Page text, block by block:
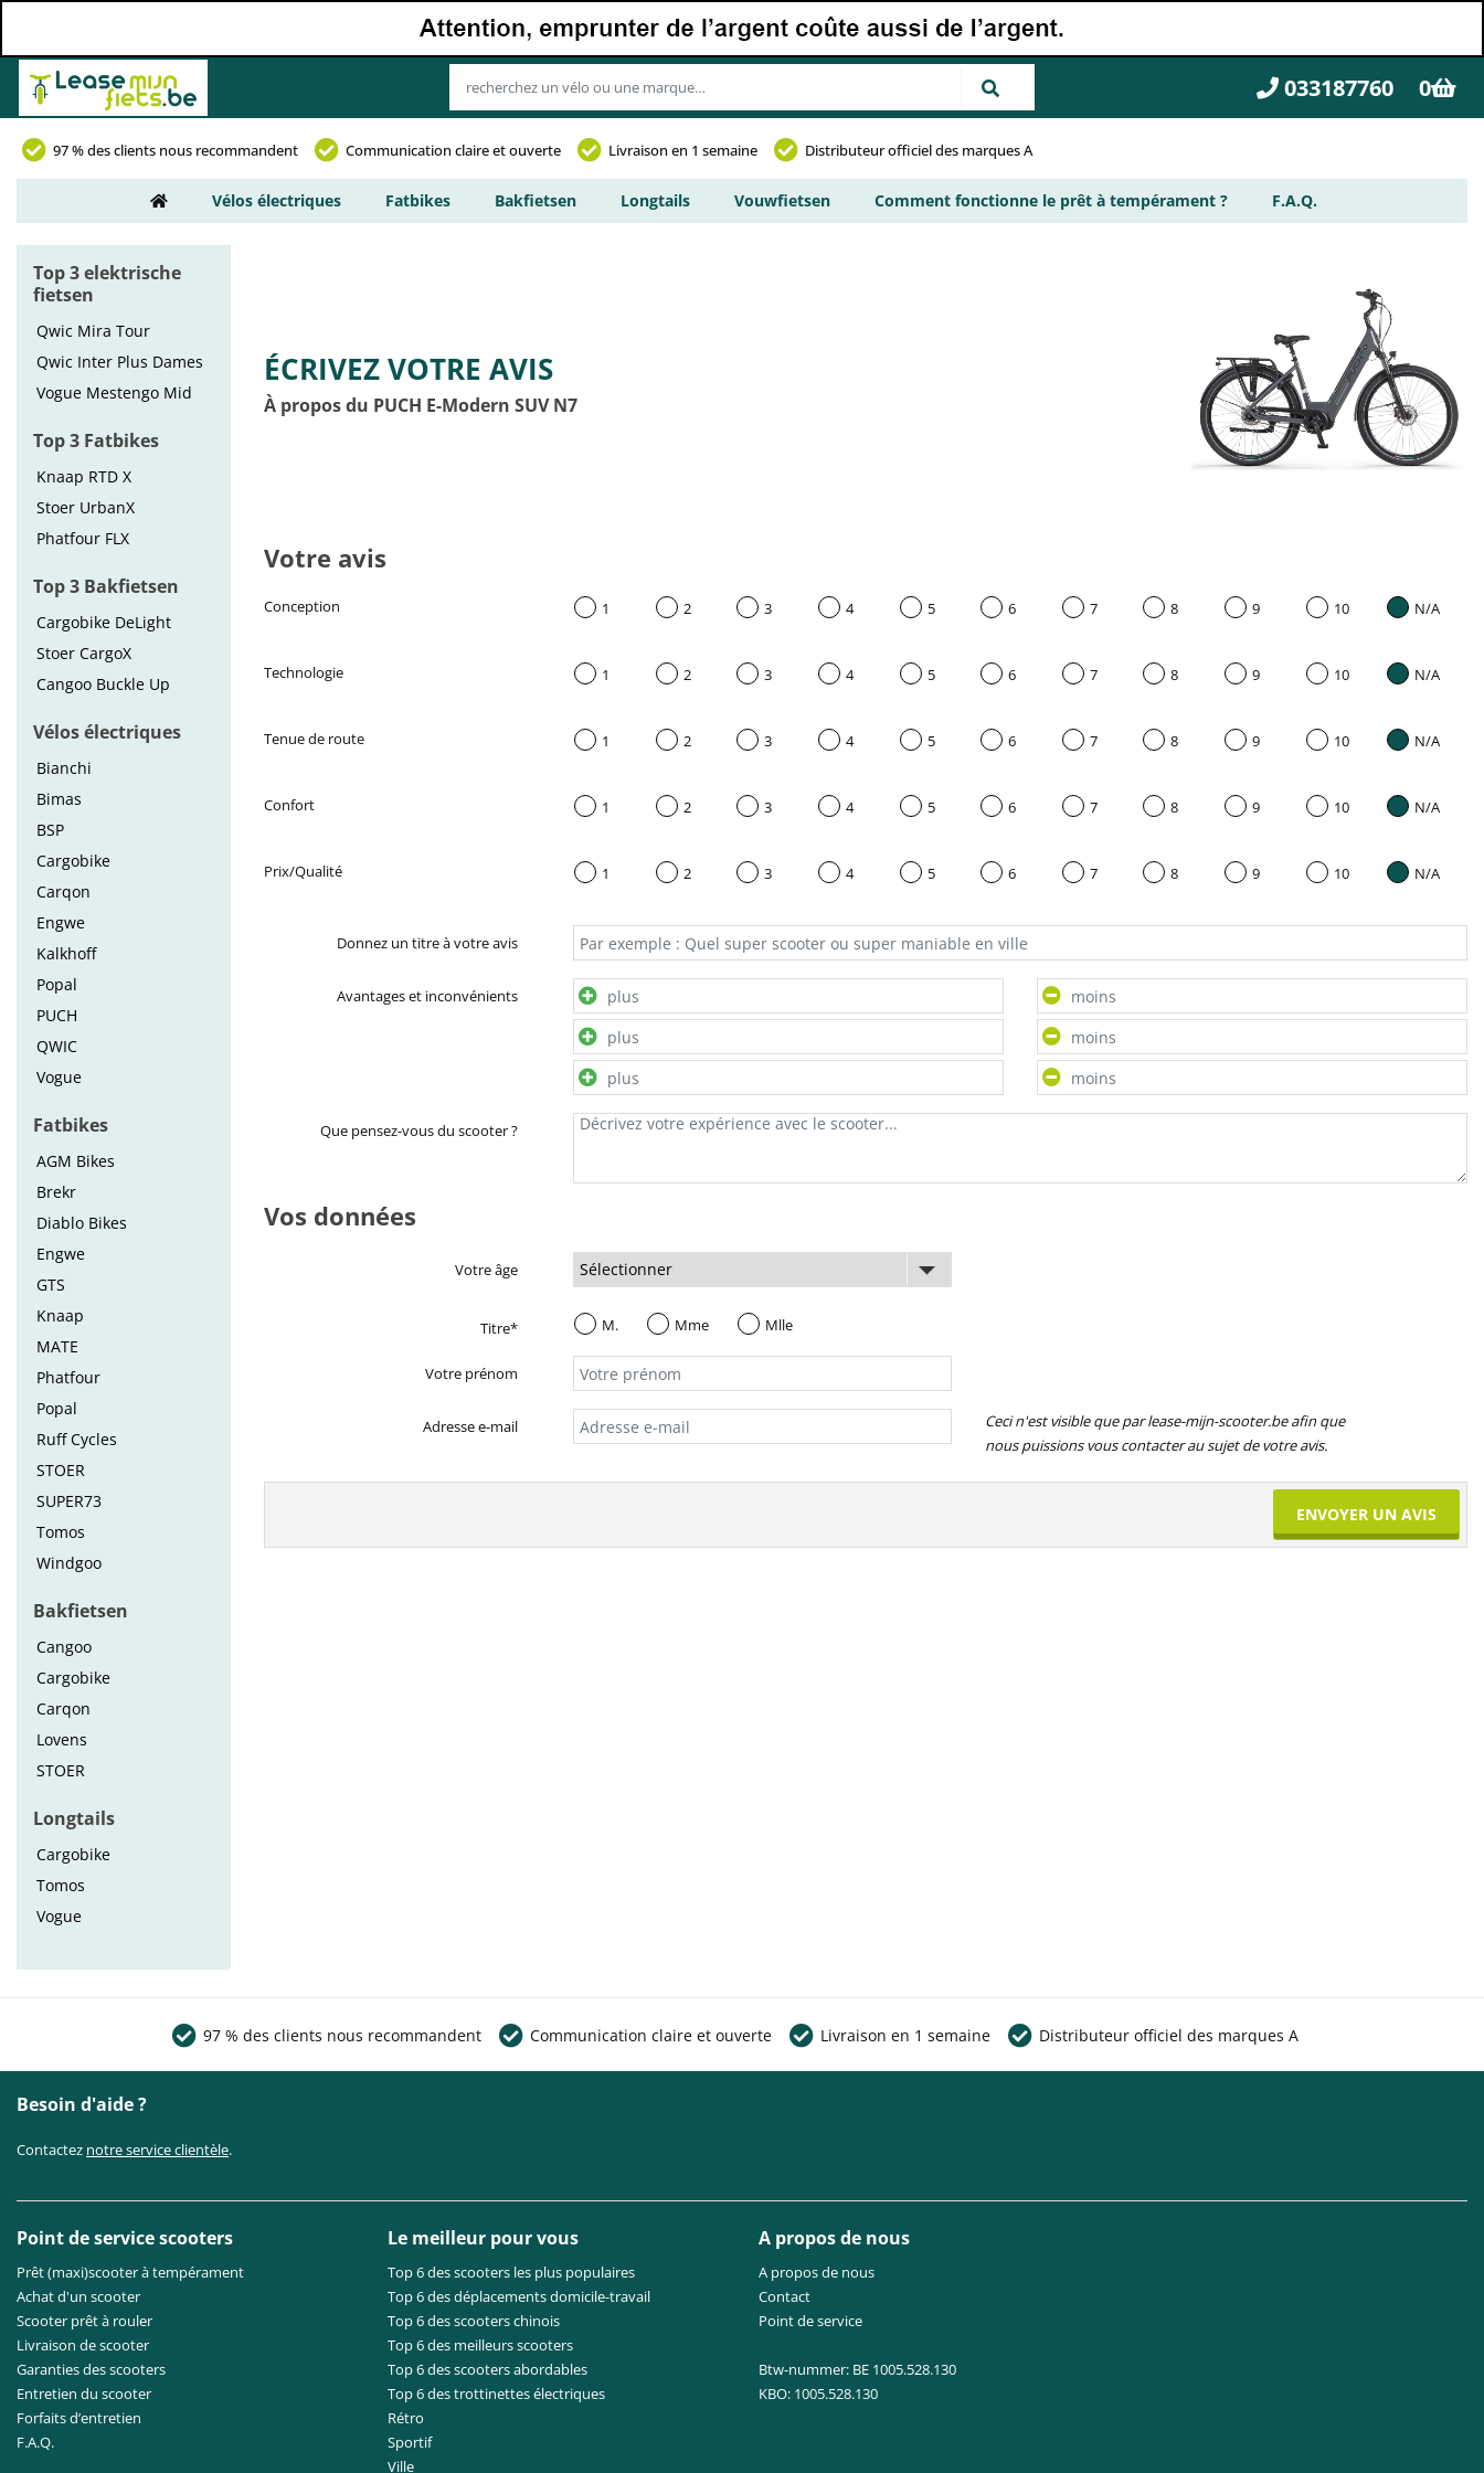
033187760 0
97 % des clients nous recommandent Communication claire et ouverte Livraison en 1 semaine Distributeur officiel des marques A
Vélos électriques Fatbikes Bakfietsen Longtails Vouwfietsen Comment fonctionne le prêt à tempérament ? F.A.Q.
Top 3 elektrische
fietsen
Qwic Mira Tour
Qwic Inter Plus Dames
Vogue Mestengo Mid
Top 3 Fatbikes
Knaap RTD X
Stoer UrbanX
Phatfour FLX
Top 3 Bakfietsen
Cargobike DeLight
Stoer CargoX
Cangoo Buckle Up
Vélos électriques
Bianchi
Bimas
BSP
Cargobike
Carqon
Engwe
Kalkhoff
Popal
PUCH
QWIC
Vogue
Fatbikes
AGM Bikes
Brekr
Diablo Bikes
Engwe
GTS
Knaap
MATE
Phatfour
Popal
Ruff Cycles
STOER
SUPER73
Tomos
Windgoo
Bakfietsen
Cangoo
Cargobike
Carqon
Lovens
STOER
Longtails
Cargobike
Tomos
Vogue
ÉCRIVEZ VOTRE AVIS
À propos du PUCH E-Modern SUV N7
Votre avis
Conception 1 2 3 4 5 6 7 8 9 10 N/A
Technologie 1 2 3 4 5 6 7 8 9 10 N/A
Tenue de route 1 2 3 4 5 6 7 8 9 10 N/A
Confort 1 2 3 4 5 6 7 8 9 10 N/A
Prix/Qualité 1 2 3 4 5 6 7 8 9 10 N/A
Donnez un titre à votre avis
Avantages et inconvénients
Que pensez-vous du scooter ?
Vos données
Votre âge
Titre* M. Mme Mlle
Votre prénom
Adresse e-mail
Ceci n'est visible que par lease-mijn-scooter.be afin que
nous puissions vous contacter au sujet de votre avis.
97 % des clients nous recommandent Communication claire et ouverte Livraison en 1 semaine Distributeur officiel des marques A
Besoin d'aide ?
Contactez notre service clientèle.
Point de service scooters
Prêt (maxi)scooter à tempérament
Achat d'un scooter
Scooter prêt à rouler
Livraison de scooter
Garanties des scooters
Entretien du scooter
Forfaits d’entretien
F.A.Q.
Le meilleur pour vous
Top 6 des scooters les plus populaires
Top 6 des déplacements domicile-travail
Top 6 des scooters chinois
Top 6 des meilleurs scooters
Top 6 des scooters abordables
Top 6 des trottinettes électriques
Rétro
Sportif
Ville
A propos de nous
A propos de nous
Contact
Point de service
Btw-nummer: BE 1005.528.130
KBO: 1005.528.130